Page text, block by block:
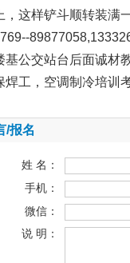
，这样铲斗顺转装满
基公交站台后面诚材
焊工，空调制冷培训
/报名
姓 名：
手机：
微信：
说 明：